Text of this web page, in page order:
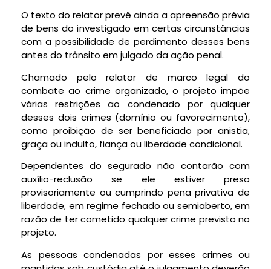
O texto do relator prevê ainda a apreensão prévia
de bens do investigado em certas circunstâncias
com a possibilidade de perdimento desses bens
antes do trânsito em julgado da ação penal.
Chamado pelo relator de marco legal do
combate ao crime organizado, o projeto impõe
várias restrições ao condenado por qualquer
desses dois crimes (domínio ou favorecimento),
como proibição de ser beneficiado por anistia,
graça ou indulto, fiança ou liberdade condicional.
Dependentes do segurado não contarão com
auxílio-reclusão se ele estiver preso
provisoriamente ou cumprindo pena privativa de
liberdade, em regime fechado ou semiaberto, em
razão de ter cometido qualquer crime previsto no
projeto.
As pessoas condenadas por esses crimes ou